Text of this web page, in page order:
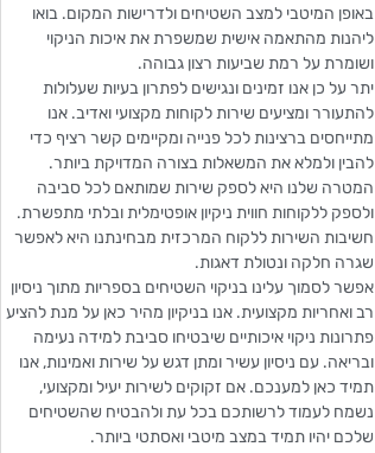
באופן המיטבי למצב השטיחים ולדרישות המקום. בואו
ליהנות מהתאמה אישית שמשפרת את איכות הניקוי
ושומרת על רמת שביעות רצון גבוהה.
יתר על כן אנו זמינים ונגישים לפתרון בעיות שעלולות
להתעורר ומציעים שירות לקוחות מקצועי ואדיב. אנו
מתייחסים ברצינות לכל פנייה ומקיימים קשר רציף כדי
להבין ולמלא את המשאלות בצורה המדויקת ביותר.
המטרה שלנו היא לספק שירות שמותאם לכל סביבה
ולספק ללקוחות חווית ניקיון אופטימלית ובלתי מתפשרת.
חשיבות השירות ללקוח המרכזית מבחינתנו היא לאפשר
שגרה חלקה ונטולת דאגות.
אפשר לסמוך עלינו בניקוי השטיחים בספריות מתוך ניסיון
רב ואחריות מקצועית. אנו בניקיון מהיר כאן על מנת להציע
פתרונות ניקוי איכותיים שיבטיחו סביבת למידה נעימה
ובריאה. עם ניסיון עשיר ומתן דגש על שירות ואמינות, אנו
תמיד כאן למענכם. אם זקוקים לשירות יעיל ומקצועי,
נשמח לעמוד לרשותכם בכל עת ולהבטיח שהשטיחים
שלכם יהיו תמיד במצב מיטבי ואסתטי ביותר.